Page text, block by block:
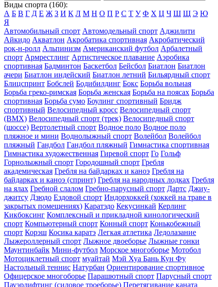
Виды спорта (160):
А Б В Г Д Е Ж З И К Л М Н О П Р С Т У Ф Х Ц Ч Ш Щ Э Ю
Я
Автомобильный спорт Автомодельный спорт Аджилити
Айкидо Акватлон Акробатика спортивная Акробатический
рок-н-ролл Альпинизм Американский футбол Арбалетный
спорт Армрестлинг Артистическое плавание Аэробика
спортивная Бадминтон Баскетбол Бейсбол Биатлон Биатлон
ачери Биатлон индейский Биатлон летний Бильярдный спорт
Блицспринт Бобслей Бодибилдинг Бокс Борьба вольная
Борьба греко-римская Борьба женская Борьба на поясах Борьба
спортивная Борьба сумо Боулинг спортивный Бридж
спортивный Велосипедный кросс Велосипедный спорт
(BMX) Велосипедный спорт (трек) Велосипедный спорт
(шоссе) Вертолетный спорт Водное поло Водное поло
пляжное и мини Воднолыжный спорт Волейбол Волейбол
пляжный Гандбол Гандбол пляжный Гимнастика спортивная
Гимнастика художественная Гиревой спорт Го Гольф
Горнолыжный спорт Городошный спорт Гребля
академическая Гребля на байдарках и каноэ Гребля на
байдарках и каноэ (спринт) Гребля на народных лодках Гребля
на ялах Гребной слалом Гребно-парусный спорт Дартс Джиу-
джитсу Дзюдо Ездовой спорт Индорхоккей (хоккей на траве в
закрытых помещениях) Каратэдо Кекусинкай Керлинг
Кикбоксинг Комплексный и прикладной кинологический
спорт Компьютерный спорт Конный спорт Конькобежный
спорт Корэш Косика каратэ Легкая атлетика Ледолазание
Лыжероллерный спорт Лыжное двоеборье Лыжные гонки
Маунтинбайк Мини-футбол Морское многоборье Мотобол
Мотоциклетный спорт муайтай Мэй Хуа Бань Кун Фу
Настольный теннис Натурбан Ориентирование cпортивное
Офицерское многоборье Парашютный спорт Парусный спорт
Пауэрлифтинг (силовое троеборье) Перетягивание каната